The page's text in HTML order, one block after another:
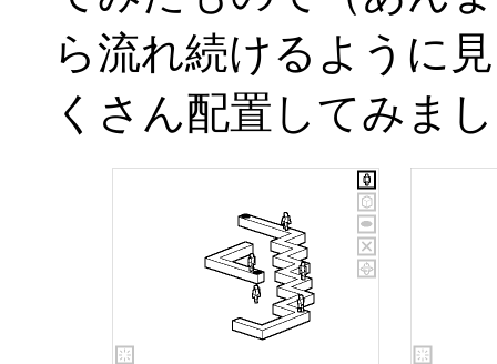
ら流れ続けるように
くさん配置してみま